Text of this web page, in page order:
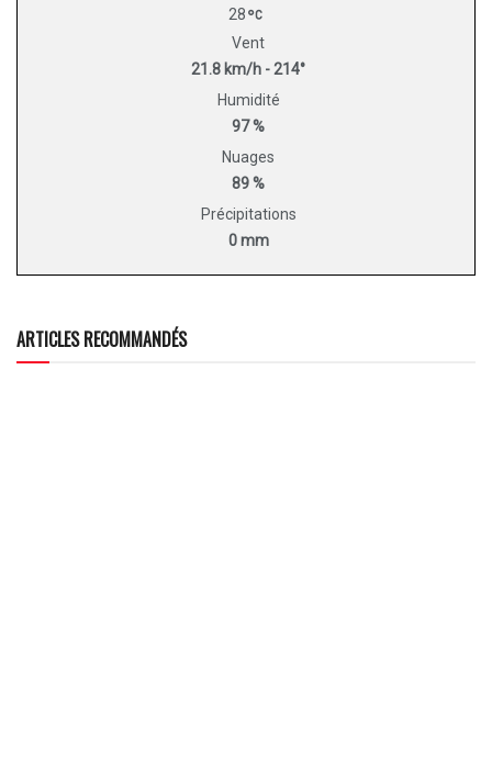
28
Vent
21.8 km/h - 214°
Humidité
97 %
Nuages
89 %
Précipitations
0 mm
ARTICLES RECOMMANDÉS